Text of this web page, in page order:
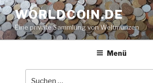
Zum
Inhalt
springen
WORLDCOIN.DE
Eine private Sammlung von Weltmünzen
Menü